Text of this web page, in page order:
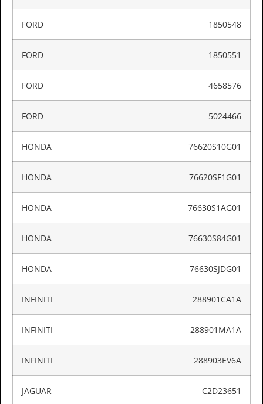
FORD 1850548
FORD 1850551
FORD 4658576
FORD 5024466
HONDA 76620S10G01
HONDA 76620SF1G01
HONDA 76630S1AG01
HONDA 76630S84G01
HONDA 76630SJDG01
INFINITI 288901CA1A
INFINITI 288901MA1A
INFINITI 288903EV6A
JAGUAR C2D23651